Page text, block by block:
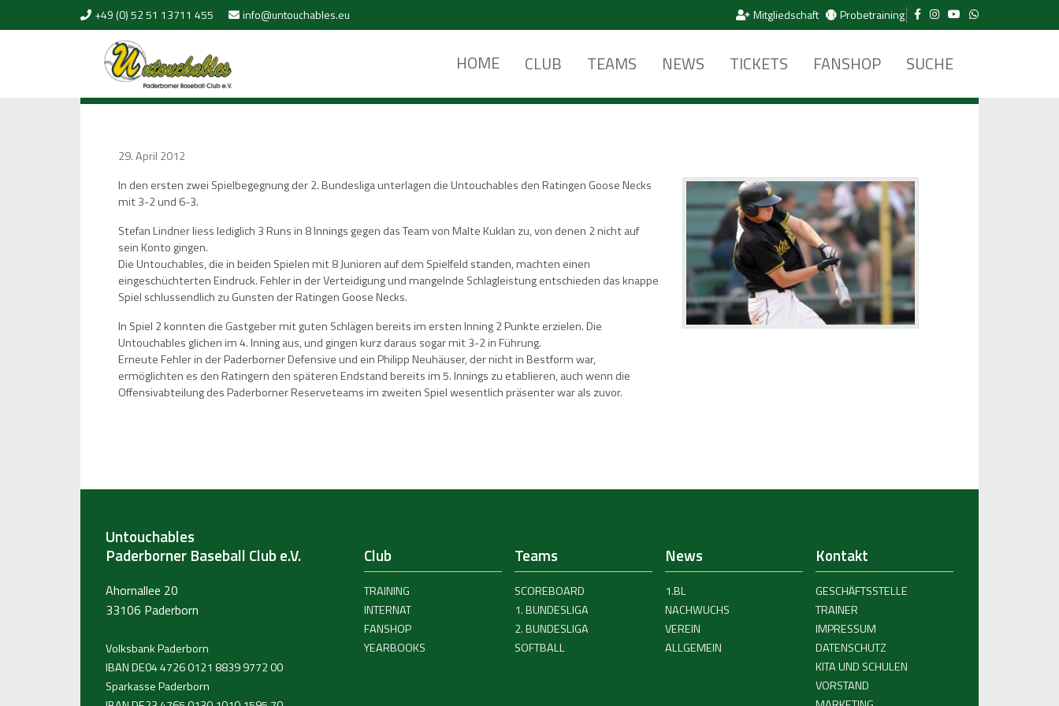
+49 (0) 52 51 13711 455 info@untouchables.eu Mitgliedschaft Probetraining
HOME CLUB TEAMS NEWS TICKETS FANSHOP SUCHE
29. April 2012
In den ersten zwei Spielbegegnung der 2. Bundesliga unterlagen die Untouchables den Ratingen Goose Necks
mit 3-2 und 6-3.
Stefan Lindner liess lediglich 3 Runs in 8 Innings gegen das Team von Malte Kuklan zu, von denen 2 nicht auf
sein Konto gingen.
Die Untouchables, die in beiden Spielen mit 8 Junioren auf dem Spielfeld standen, machten einen
eingeschüchterten Eindruck. Fehler in der Verteidigung und mangelnde Schlagleistung entschieden das knappe
Spiel schlussendlich zu Gunsten der Ratingen Goose Necks.
In Spiel 2 konnten die Gastgeber mit guten Schlägen bereits im ersten Inning 2 Punkte erzielen. Die
Untouchables glichen im 4. Inning aus, und gingen kurz daraus sogar mit 3-2 in Führung.
Erneute Fehler in der Paderborner Defensive und ein Philipp Neuhäuser, der nicht in Bestform war,
ermöglichten es den Ratingern den späteren Endstand bereits im 5. Innings zu etablieren, auch wenn die
Offensivabteilung des Paderborner Reserveteams im zweiten Spiel wesentlich präsenter war als zuvor.
Untouchables
Paderborner Baseball Club e.V.
Ahornallee 20
33106 Paderborn
Volksbank Paderborn
IBAN DE04 4726 0121 8839 9772 00
Sparkasse Paderborn
Club
TRAINING
INTERNAT
FANSHOP
YEARBOOKS
Teams
SCOREBOARD
1. BUNDESLIGA
2. BUNDESLIGA
SOFTBALL
News
1.BL
NACHWUCHS
VEREIN
ALLGEMEIN
Kontakt
GESCHÄFTSSTELLE
TRAINER
IMPRESSUM
DATENSCHUTZ
KITA UND SCHULEN
VORSTAND